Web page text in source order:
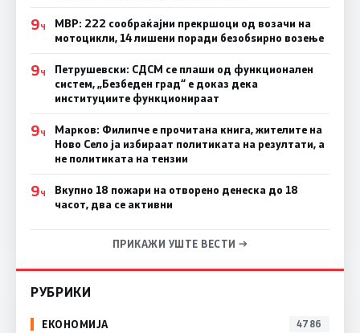
9Ч
МВР: 222 сообраќајни прекршоци од возачи на
мотоцикли, 14 лишени поради безобѕирно возење
9Ч
Петрушевски: СДСМ се плаши од функционален
систем, „Безбеден град“ е доказ дека
институциите функционираат
9Ч
Марков: Филипче е прочитана книга, жителите на
Ново Село ја избираат политиката на резултати, а
не политиката на тензии
9Ч
Вкупно 18 пожари на отворено денеска до 18
часот, два се активни
ПРИКАЖИ УШТЕ ВЕСТИ →
РУБРИКИ
ЕКОНОМИЈА 4786